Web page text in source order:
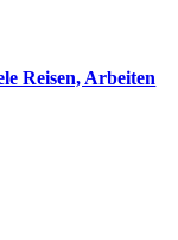
Reisen, Arbeiten